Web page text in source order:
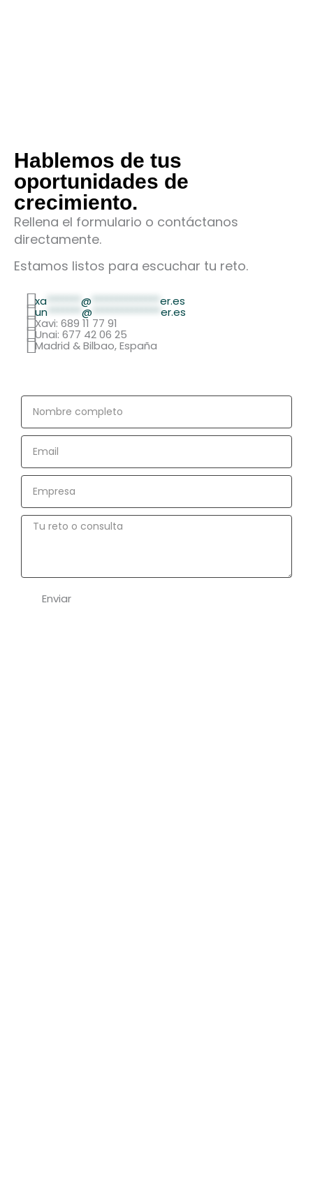
Hablemos de tus
oportunidades de
crecimiento.
Rellena el formulario o contáctanos
directamente.
Estamos listos para escuchar tu reto.
xa @ er.es
un ******* @ ************** er.es
Xavi: 689 11 77 91
Unai: 677 42 06 25
Madrid & Bilbao, España
Nombre
completo
Email
Empresa
Tu
Enviar